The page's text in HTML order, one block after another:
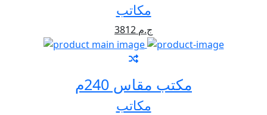
مكاتب
3812 ج.م
مكتب مقاس 240م
مكاتب